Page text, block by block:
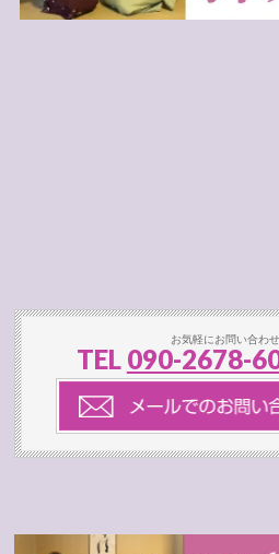
お気軽にお問い合わ
TEL 090-2678-